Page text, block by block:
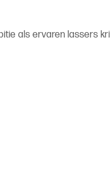
als ervaren lassers